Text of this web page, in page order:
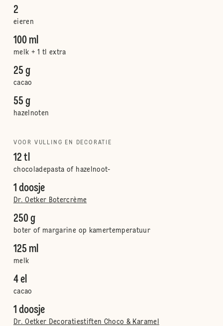
2
eieren
100 ml
melk + 1 tl extra
25 g
cacao
55 g
hazelnoten
VOOR VULLING EN DECORATIE
12 tl
chocoladepasta of hazelnoot-
1 doosje
Dr. Oetker Botercrème
250 g
boter of margarine op kamertemperatuur
125 ml
melk
4 el
cacao
1 doosje
Dr. Oetker Decoratiestiften Choco & Karamel